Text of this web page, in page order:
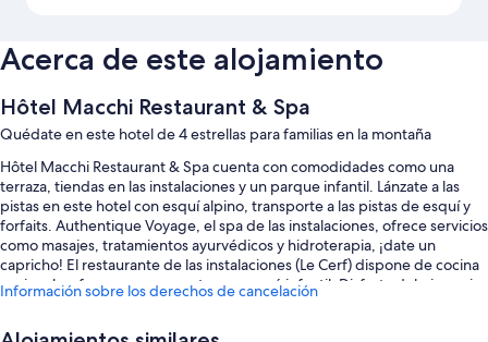
Acerca de este alojamiento
Hôtel Macchi Restaurant & Spa
Quédate en este hotel de 4 estrellas para familias en la montaña
Hôtel Macchi Restaurant & Spa cuenta con comodidades como una
terraza, tiendas en las instalaciones y un parque infantil. Lánzate a las
pistas en este hotel con esquí alpino, transporte a las pistas de esquí y
forfaits. Authentique Voyage, el spa de las instalaciones, ofrece servicios
como masajes, tratamientos ayurvédicos y hidroterapia, ¡date un
capricho! El restaurante de las instalaciones (Le Cerf) dispone de cocina
regional y ofrece cena y cuenta con menú infantil. Disfruta del gimnasio
Información sobre los derechos de cancelación